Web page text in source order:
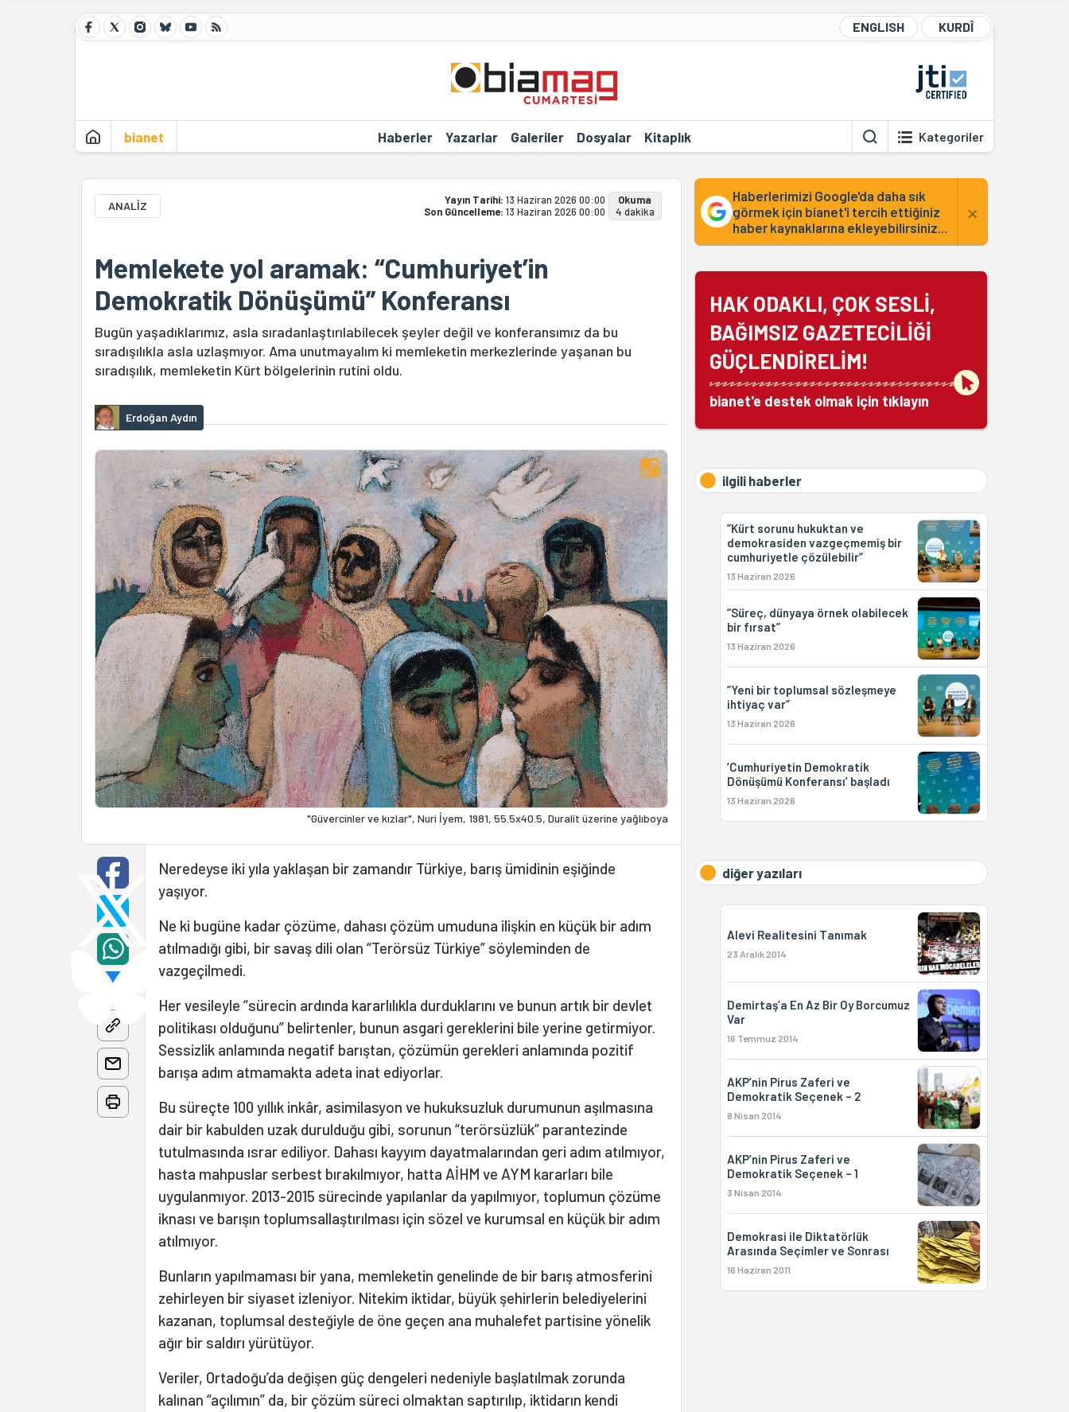
ENGLISH KURDÎ
bianet Haberler Yazarlar Galeriler Dosyalar Kitaplık Kategoriler
ANALİZ Yayın Tarihi: 13 Haziran 2026 00:00
Son Güncelleme: 13 Haziran 2026 00:00
Okuma
4 dakika
Memlekete yol aramak: “Cumhuriyet’in
Demokratik Dönüşümü” Konferansı
Bugün yaşadıklarımız, asla sıradanlaştırılabilecek şeyler değil ve konferansımız da bu
sıradışılıkla asla uzlaşmıyor. Ama unutmayalım ki memleketin merkezlerinde yaşanan bu
sıradışılık, memleketin Kürt bölgelerinin rutini oldu.
Erdoğan Aydın
"Güvercinler ve kızlar", Nuri İyem, 1981, 55.5x40.5, Duralit üzerine yağlıboya
Neredeyse iki yıla yaklaşan bir zamandır Türkiye, barış ümidinin eşiğinde
yaşıyor.
Ne ki bugüne kadar çözüme, dahası çözüm umuduna ilişkin en küçük bir adım
atılmadığı gibi, bir savaş dili olan “Terörsüz Türkiye” söyleminden de
vazgeçilmedi.
Her vesileyle “sürecin ardında kararlılıkla durduklarını ve bunun artık bir devlet
politikası olduğunu” belirtenler, bunun asgari gereklerini bile yerine getirmiyor.
Sessizlik anlamında negatif barıştan, çözümün gerekleri anlamında pozitif
barışa adım atmamakta adeta inat ediyorlar.
Bu süreçte 100 yıllık inkâr, asimilasyon ve hukuksuzluk durumunun aşılmasına
dair bir kabulden uzak durulduğu gibi, sorunun “terörsüzlük” parantezinde
tutulmasında ısrar ediliyor. Dahası kayyım dayatmalarından geri adım atılmıyor,
hasta mahpuslar serbest bırakılmıyor, hatta AİHM ve AYM kararları bile
uygulanmıyor. 2013-2015 sürecinde yapılanlar da yapılmıyor, toplumun çözüme
iknası ve barışın toplumsallaştırılması için sözel ve kurumsal en küçük bir adım
atılmıyor.
Bunların yapılmaması bir yana, memleketin genelinde de bir barış atmosferini
zehirleyen bir siyaset izleniyor. Nitekim iktidar, büyük şehirlerin belediyelerini
kazanan, toplumsal desteğiyle de öne geçen ana muhalefet partisine yönelik
ağır bir saldırı yürütüyor.
Veriler, Ortadoğu’da değişen güç dengeleri nedeniyle başlatılmak zorunda
kalınan “açılımın” da, bir çözüm süreci olmaktan saptırılıp, iktidarın kendi
Haberlerimizi Google'da daha sık
görmek için bianet'i tercih ettiğiniz
haber kaynaklarına ekleyebilirsiniz...
×
HAK ODAKLI, ÇOK SESLİ,
BAĞIMSIZ GAZETECİLİĞİ
GÜÇLENDİRELİM!
bianet'e destek olmak için tıklayın
ilgili haberler
“Kürt sorunu hukuktan ve
demokrasiden vazgeçmemiş bir
cumhuriyetle çözülebilir”
13 Haziran 2026
“Süreç, dünyaya örnek olabilecek
bir fırsat”
13 Haziran 2026
“Yeni bir toplumsal sözleşmeye
ihtiyaç var”
13 Haziran 2026
‘Cumhuriyetin Demokratik
Dönüşümü Konferansı’ başladı
13 Haziran 2026
diğer yazıları
Alevi Realitesini Tanımak
23 Aralık 2014
Demirtaş’a En Az Bir Oy Borcumuz
Var
16 Temmuz 2014
AKP’nin Pirus Zaferi ve
Demokratik Seçenek – 2
8 Nisan 2014
AKP’nin Pirus Zaferi ve
Demokratik Seçenek – 1
3 Nisan 2014
Demokrasi ile Diktatörlük
Arasında Seçimler ve Sonrası
16 Haziran 2011